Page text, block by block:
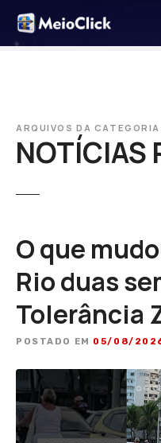
p
ARQUIVOS DA
NOTÍCIAS
O que
Rio duas
Tolerância
POSTADO EM 05/08/